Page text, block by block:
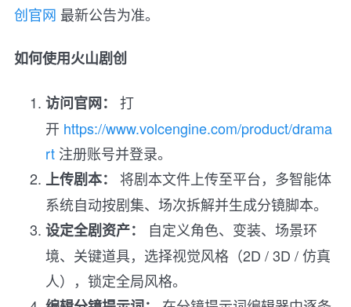
创官网 最新公告为准。
如何使用火山剧创
访问官网：
打
开 https://www.volcengine.com/product/drama
rt 注册账号并登录。
上传剧本：
将剧本文件上传至平台，多智能体
系统自动按剧集、场次拆解并生成分镜脚本。
设定全剧资产：
自定义角色、变装、场景环
境、关键道具，选择视觉风格（2D / 3D / 仿真
人），锁定全局风格。